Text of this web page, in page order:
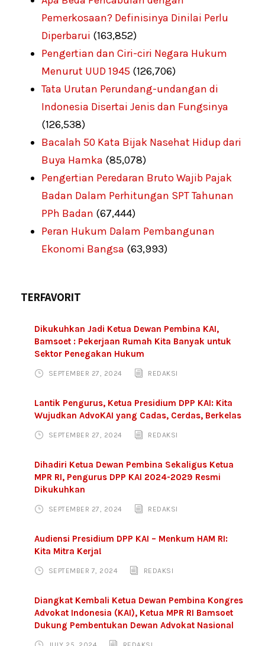
Pemerkosaan? Definisinya Dinilai Perlu
Diperbarui (163,852)
Pengertian dan Ciri-ciri Negara Hukum
Menurut UUD 1945 (126,706)
Tata Urutan Perundang-undangan di
Indonesia Disertai Jenis dan Fungsinya
(126,538)
Bacalah 50 Kata Bijak Nasehat Hidup dari
Buya Hamka (85,078)
Pengertian Peredaran Bruto Wajib Pajak
Badan Dalam Perhitungan SPT Tahunan
PPh Badan (67,444)
Peran Hukum Dalam Pembangunan
Ekonomi Bangsa (63,993)
TERFAVORIT
Dikukuhkan Jadi Ketua Dewan Pembina KAI,
Bamsoet : Pekerjaan Rumah Kita Banyak untuk
Sektor Penegakan Hukum
SEPTEMBER 27, 2024 REDAKSI
Lantik Pengurus, Ketua Presidium DPP KAI: Kita
Wujudkan AdvoKAI yang Cadas, Cerdas, Berkelas
SEPTEMBER 27, 2024 REDAKSI
Dihadiri Ketua Dewan Pembina Sekaligus Ketua
MPR RI, Pengurus DPP KAI 2024-2029 Resmi
Dikukuhkan
SEPTEMBER 27, 2024 REDAKSI
Audiensi Presidium DPP KAI – Menkum HAM RI:
Kita Mitra Kerja!
SEPTEMBER 7, 2024 REDAKSI
Diangkat Kembali Ketua Dewan Pembina Kongres
Advokat Indonesia (KAI), Ketua MPR RI Bamsoet
Dukung Pembentukan Dewan Advokat Nasional